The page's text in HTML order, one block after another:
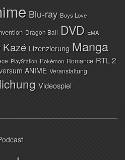
Blu-ray Boys Love
Dragon Ball DVD EMA
Kazé Lizenzierung Manga
PlayStation Pokémon Romance RTL 2
ANIME Veranstaltung
Videospiel